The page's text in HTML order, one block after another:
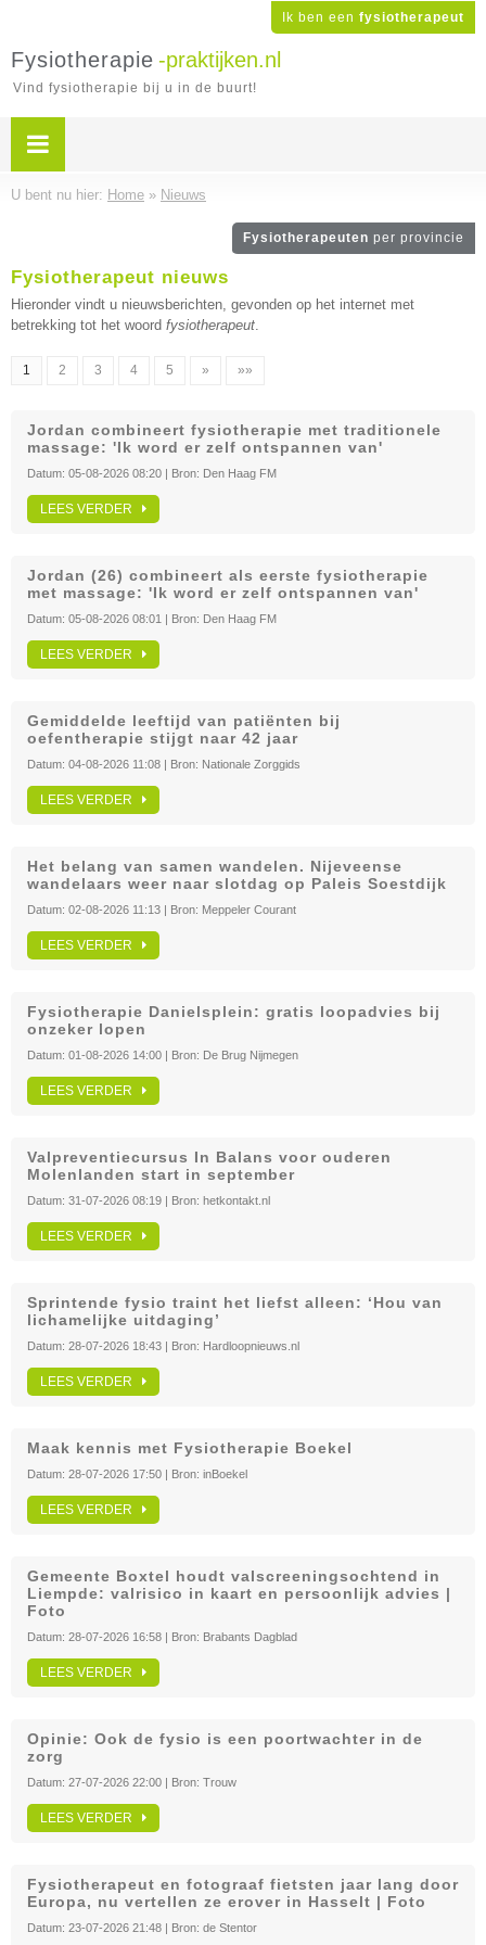
Ik ben een fysiotherapeut
Fysiotherapie -praktijken.nl
Vind fysiotherapie bij u in de buurt!
U bent nu hier: Home » Nieuws
Fysiotherapeuten per provincie
Fysiotherapeut nieuws
Hieronder vindt u nieuwsberichten, gevonden op het internet met
betrekking tot het woord fysiotherapeut.
1 2 3 4 5 » »»
Jordan combineert fysiotherapie met traditionele
massage: 'Ik word er zelf ontspannen van'
Datum: 05-08-2026 08:20 | Bron: Den Haag FM
LEES VERDER
Jordan (26) combineert als eerste fysiotherapie
met massage: 'Ik word er zelf ontspannen van'
Datum: 05-08-2026 08:01 | Bron: Den Haag FM
LEES VERDER
Gemiddelde leeftijd van patiënten bij
oefentherapie stijgt naar 42 jaar
Datum: 04-08-2026 11:08 | Bron: Nationale Zorggids
LEES VERDER
Het belang van samen wandelen. Nijeveense
wandelaars weer naar slotdag op Paleis Soestdijk
Datum: 02-08-2026 11:13 | Bron: Meppeler Courant
LEES VERDER
Fysiotherapie Danielsplein: gratis loopadvies bij
onzeker lopen
Datum: 01-08-2026 14:00 | Bron: De Brug Nijmegen
LEES VERDER
Valpreventiecursus In Balans voor ouderen
Molenlanden start in september
Datum: 31-07-2026 08:19 | Bron: hetkontakt.nl
LEES VERDER
Sprintende fysio traint het liefst alleen: ‘Hou van
lichamelijke uitdaging’
Datum: 28-07-2026 18:43 | Bron: Hardloopnieuws.nl
LEES VERDER
Maak kennis met Fysiotherapie Boekel
Datum: 28-07-2026 17:50 | Bron: inBoekel
LEES VERDER
Gemeente Boxtel houdt valscreeningsochtend in
Liempde: valrisico in kaart en persoonlijk advies |
Foto
Datum: 28-07-2026 16:58 | Bron: Brabants Dagblad
LEES VERDER
Opinie: Ook de fysio is een poortwachter in de
zorg
Datum: 27-07-2026 22:00 | Bron: Trouw
LEES VERDER
Fysiotherapeut en fotograaf fietsten jaar lang door
Europa, nu vertellen ze erover in Hasselt | Foto
Datum: 23-07-2026 21:48 | Bron: de Stentor